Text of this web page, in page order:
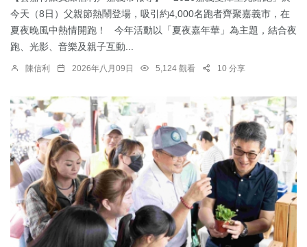
今天（8日）父親節熱鬧登場，吸引約4,000名跑者齊聚嘉義市，在
夏夜晚風中熱情開跑！ 今年活動以「夏夜嘉年華」為主題，結合夜
跑、光影、音樂及親子互動...
陳信利 2026年八月09日 5,124 觀看 10 分享